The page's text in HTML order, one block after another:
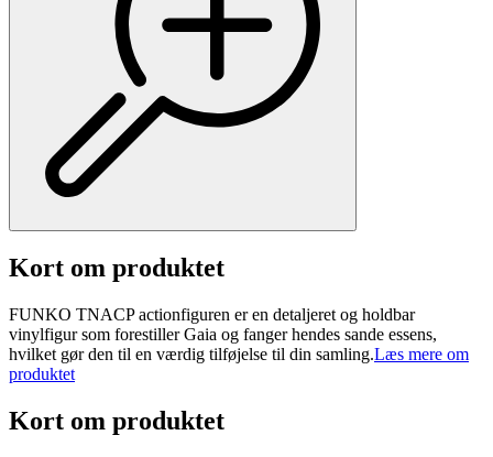
Kort om produktet
FUNKO TNACP actionfiguren er en detaljeret og holdbar
vinylfigur som forestiller Gaia og fanger hendes sande essens,
hvilket gør den til en værdig tilføjelse til din samling.Læs mere om
produktet
Kort om produktet